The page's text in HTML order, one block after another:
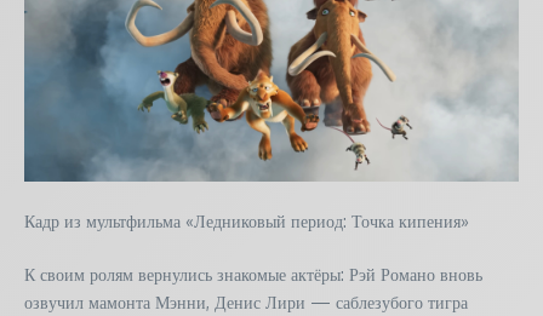
Кадр из мультфильма «Ледниковый период: Точка кипения»
К своим ролям вернулись знакомые актёры: Рэй Романо вновь
озвучил мамонта Мэнни, Денис Лири — саблезубого тигра